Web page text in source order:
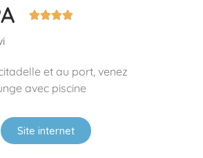

et au port, venez
avec piscine
Site internet